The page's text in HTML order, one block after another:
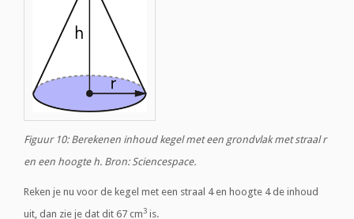
Figuur 10: Berekenen inhoud kegel met een grondvlak met straal r
en een hoogte h. Bron: Sciencespace.
Reken je nu voor de kegel met een straal 4 en hoogte 4 de inhoud
uit, dan zie je dat dit 67 cm3 is.